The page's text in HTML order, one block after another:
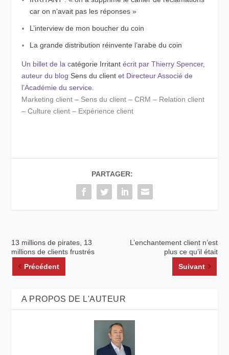
car on n’avait pas les réponses »
L’interview de mon boucher du coin
La grande distribution réinvente l’arabe du coin
Un billet de la catégorie Irritant écrit par Thierry Spencer,
auteur du blog Sens du client et Directeur Associé de
l’Académie du service.
Marketing client – Sens du client – CRM – Relation client
– Culture client – Expérience client
PARTAGER:
13 millions de pirates, 13
millions de clients frustrés
Précédent
L’enchantement client n’est
plus ce qu’il était
Suivant
A PROPOS DE L'AUTEUR